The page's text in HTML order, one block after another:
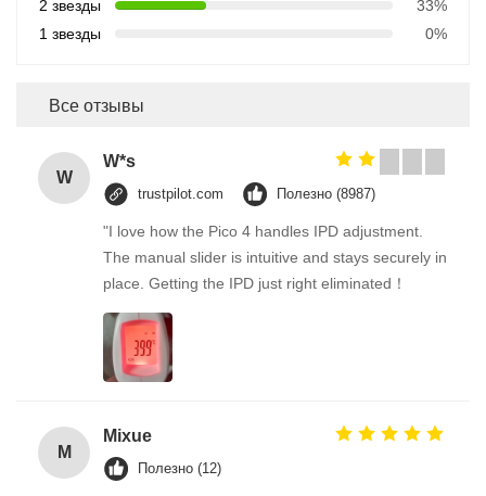
2 звезды
33%
1 звезды
0%
Все отзывы
W
W*s
trustpilot.com Полезно (8987)
"I love how the Pico 4 handles IPD adjustment.
The manual slider is intuitive and stays securely in
place. Getting the IPD just right eliminated！
M
Mixue
Полезно (12)